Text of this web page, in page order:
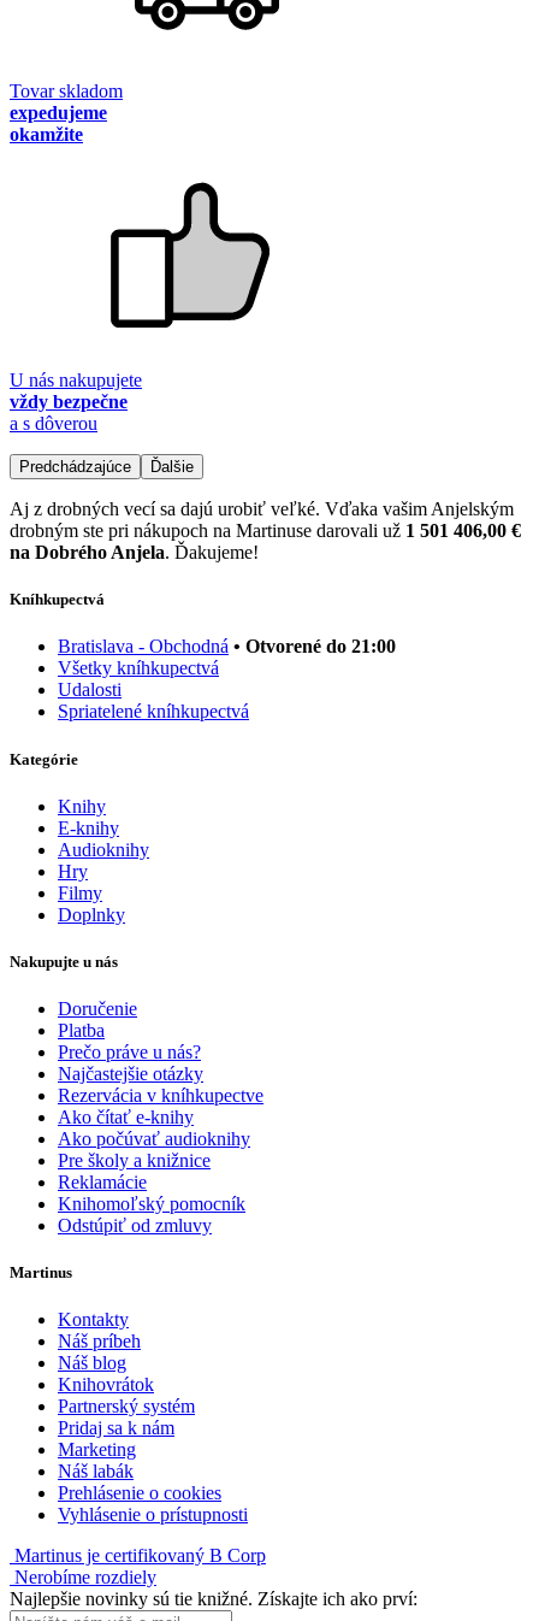
Tovar skladom
expedujeme
okamžite
U nás nakupujete
vždy bezpečne
a s dôverou
Predchádzajúce Ďalšie
Aj z drobných vecí sa dajú urobiť veľké. Vďaka vašim Anjelským
drobným ste pri nákupoch na Martinuse darovali už 1 501 406,00 €
na Dobrého Anjela. Ďakujeme!
Kníhkupectvá
Bratislava - Obchodná • Otvorené do 21:00
Všetky kníhkupectvá
Udalosti
Spriatelené kníhkupectvá
Kategórie
Knihy
E-knihy
Audioknihy
Hry
Filmy
Doplnky
Nakupujte u nás
Doručenie
Platba
Prečo práve u nás?
Najčastejšie otázky
Rezervácia v kníhkupectve
Ako čítať e-knihy
Ako počúvať audioknihy
Pre školy a knižnice
Reklamácie
Knihomoľský pomocník
Odstúpiť od zmluvy
Martinus
Kontakty
Náš príbeh
Náš blog
Knihovrátok
Partnerský systém
Pridaj sa k nám
Marketing
Náš labák
Prehlásenie o cookies
Vyhlásenie o prístupnosti
Martinus je certifikovaný B Corp
Nerobíme rozdiely
Najlepšie novinky sú tie knižné. Získajte ich ako prví: